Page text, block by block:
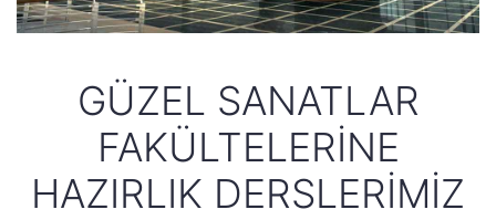
GÜZEL SANATLAR
FAKÜLTELERINE
HAZIRLIK DERSLERIMIZ